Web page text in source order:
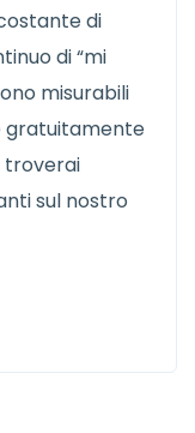
di
di “mi
misurabili
troverai
sul nostro